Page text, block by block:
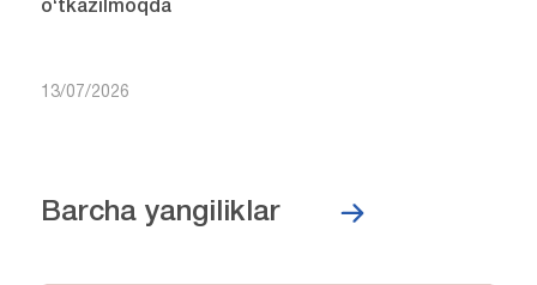
o‘tkazilmoqda
13/07/2026
Barcha yangiliklar